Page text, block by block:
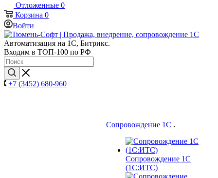
Отложенные 0
Корзина 0
Войти
Автоматизация на 1С, Битрикс.
Входим в ТОП-100 по РФ
+7 (3452) 680-960
Сопровождение 1С
Сопровождение 1С
(1С:ИТС)